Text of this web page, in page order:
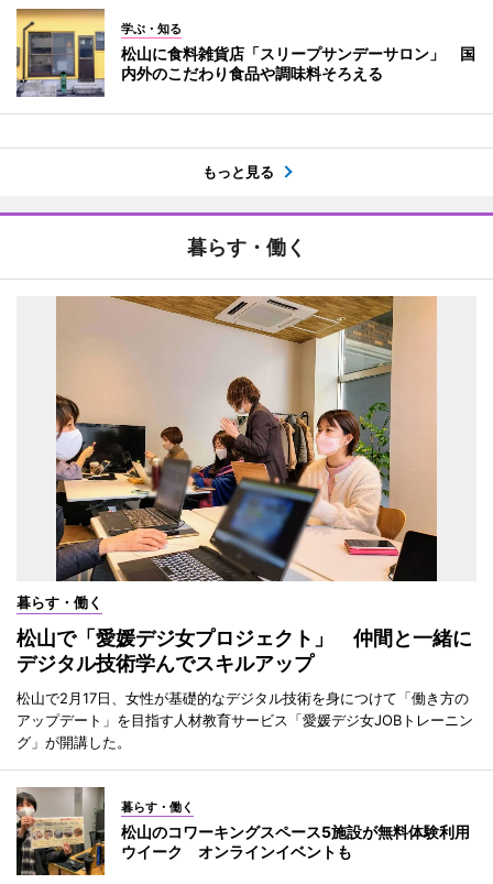
学ぶ・知る
松山に食料雑貨店「スリープサンデーサロン」 国
内外のこだわり食品や調味料そろえる
もっと見る
暮らす・働く
暮らす・働く
松山で「愛媛デジ女プロジェクト」 仲間と一緒に
デジタル技術学んでスキルアップ
松山で2月17日、女性が基礎的なデジタル技術を身につけて「働き方の
アップデート」を目指す人材教育サービス「愛媛デジ女JOBトレーニン
グ」が開講した。
暮らす・働く
松山のコワーキングスペース5施設が無料体験利用
ウイーク オンラインイベントも